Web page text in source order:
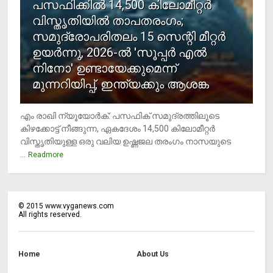
പസഫിക്കില്‍ 14,500 കിലോമീറ്റര്‍
വിസ്തൃതിയില്‍ താപതരംഗം;
സമുദ്രോപരിതലം 15 സെന്റി മീറ്റര്‍
ഉയര്‍ന്നു, 2026-ല്‍ 'സൂപ്പര്‍ എല്‍
നിനോ' ഉണ്ടായേക്കുമെന്ന്
മുന്നറിയിപ്പ്, ഇന്ത്യക്കും ആശങ്ക
എം രാഖി ന്യൂയോര്‍ക്: പസഫിക് സമുദ്രത്തിലൂടെ
കിഴക്കോട്ട് നീങ്ങുന്ന, ഏകദേശം 14,500 കിലോമീറ്റര്‍
വിസ്തൃതിയുള്ള ഒരു വലിയ ഉഷ്ണജല തരംഗം നാസയുടെ
Readmore
©2015 www.vyganews.com
All rights reserved.
Home About Us